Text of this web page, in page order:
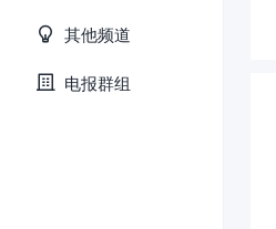
其他频道
电报群组